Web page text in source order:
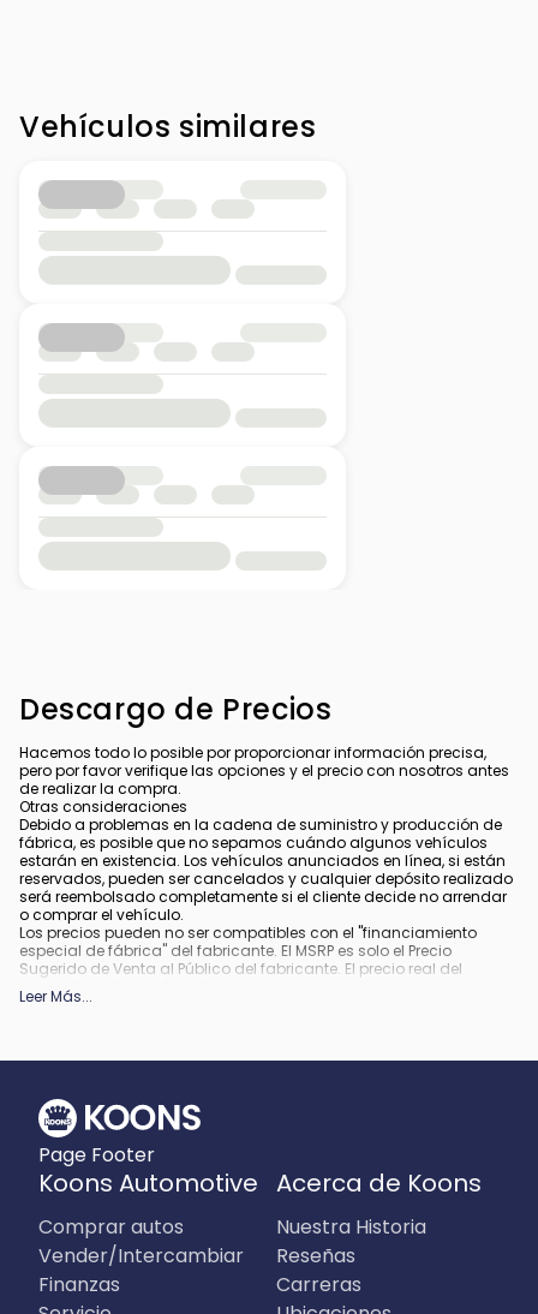
Vehículos similares
Descargo de Precios
Hacemos todo lo posible por proporcionar información precisa,
pero por favor verifique las opciones y el precio con nosotros antes
de realizar la compra.
Otras consideraciones
Debido a problemas en la cadena de suministro y producción de
fábrica, es posible que no sepamos cuándo algunos vehículos
estarán en existencia. Los vehículos anunciados en línea, si están
reservados, pueden ser cancelados y cualquier depósito realizado
será reembolsado completamente si el cliente decide no arrendar
o comprar el vehículo.
Los precios pueden no ser compatibles con el "financiamiento
especial de fábrica" del fabricante. El MSRP es solo el Precio
Sugerido de Venta al Público del fabricante. El precio real del
concesionario puede variar.
Debido a la disponibilidad, algunas imágenes y opciones
especificaciones.
Todo financiamiento está sujeto a crédito aprobado.
Qué está incluido
Todos los precios incluyen los descuentos y estímulos aplicables.
Pueden aplicar descuentos y estímulos adicionales para aquellos
que califiquen. Cualquier incentivo o precio puede depender de los
pueden variar o expirar.
Qué no está incluido
Los precios no incluyen impuestos, etiquetas, título, registro, tarifa
de archivo electrónico y tarifa de procesamiento de $995 en
Virginia, $849 en Richmond, VA y $800 en Maryland.
Leer Más...
Page Footer
Koons Automotive
Comprar autos
Vender/Intercambiar
Finanzas
Acerca de Koons
Nuestra Historia
Reseñas
Carreras